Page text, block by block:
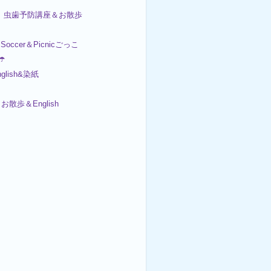
歯予防講座＆お散歩
＆Picnicごっこ
染紙
散歩＆English